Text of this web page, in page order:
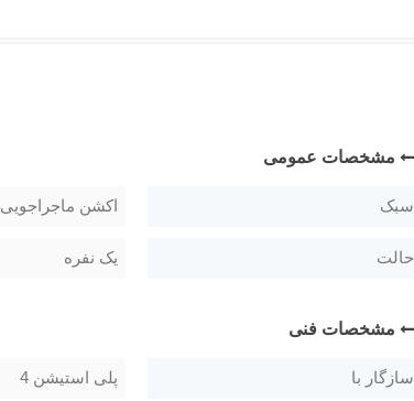
مشخصات عمومی
سبک اکشن ماجراجویی
حالت یک نفره
مشخصات فنی
سازگار با پلی استیشن 4